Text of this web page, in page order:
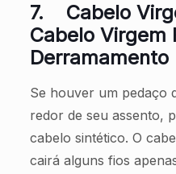
7. Cabelo
Cabelo Virgem
Derramamento
Se houver um pedaço
redor de seu assento,
cabelo sintético. O
cairá alguns fios